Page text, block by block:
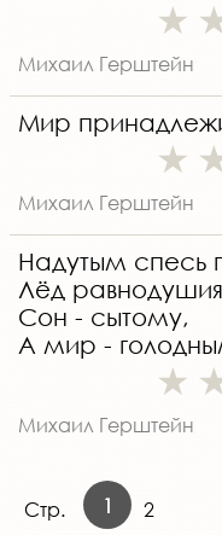
Михаил Герштейн
Мир
Михаил Герштейн
Надутым спесь
Лёд
Сон - сытому,
А мир -
Михаил Герштейн
Стр. 1 2